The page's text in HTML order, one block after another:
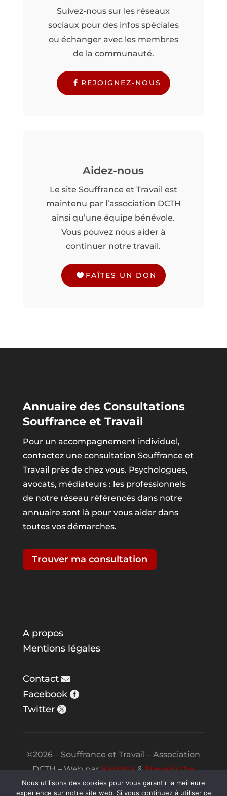
Suivez-nous sur les réseaux
sociaux pour des infos spéciales
ou échanger avec les membres
de la communauté.
REJOIGNEZ-NOUS
Aidez-nous
Le site Souffrance et Travail est
maintenu par l’association DCTH
ainsi qu’une équipe bénévole.
Vous pouvez nous aider à
continuer notre travail.
FAÎTES UN DON
Annuaire des Consultations
Souffrance et Travail
Pour un accompagnement individuel,
contactez une consultation Souffrance et
Travail près de chez vous. Psychologues,
avocats, médiateurs : les professionnels
de notre réseau référencés dans notre
annuaire sont là pour vous aider dans
toutes vos démarches.
Trouver ma consultation
A propos
Mentions légales
Contact
Facebook
Twitter
©2026 – Souffrance et Travail – Association
DCTH – Web parKarlotta&Steve in the
Night
Nous utilisons des cookies pour vous garantir la meilleure
expérience sur notre site web. Si vous continuez à utiliser ce